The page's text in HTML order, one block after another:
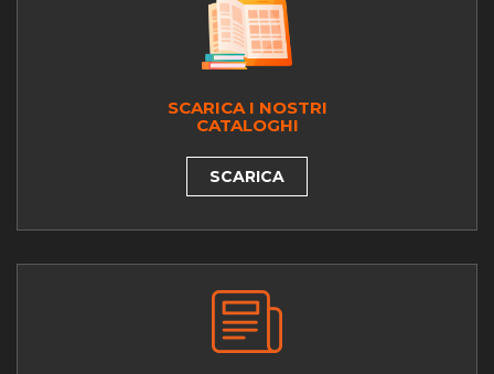
SCARICA I NOSTRI
CATALOGHI
SCARICA